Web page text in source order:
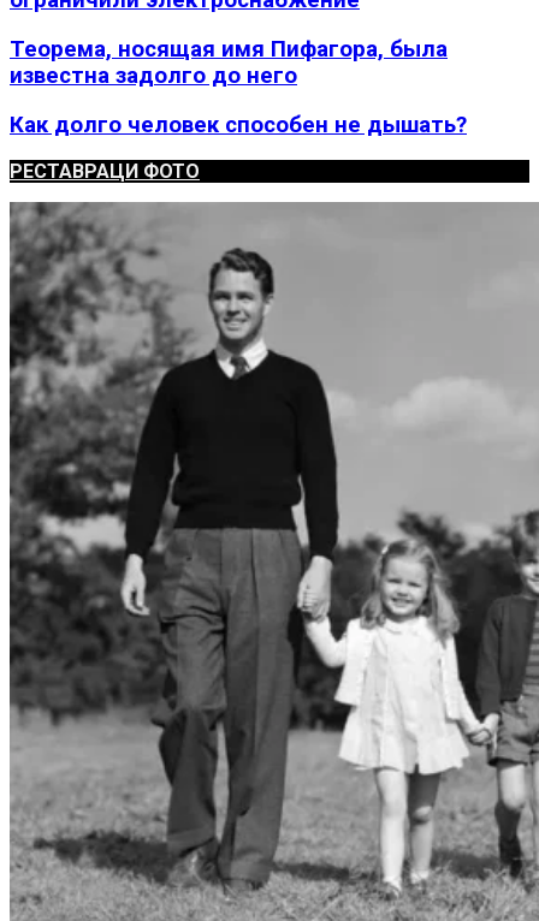
Теорема, носящая имя Пифагора, была
известна задолго до него
Как долго человек способен не дышать?
РЕСТАВРАЦИ ФОТО